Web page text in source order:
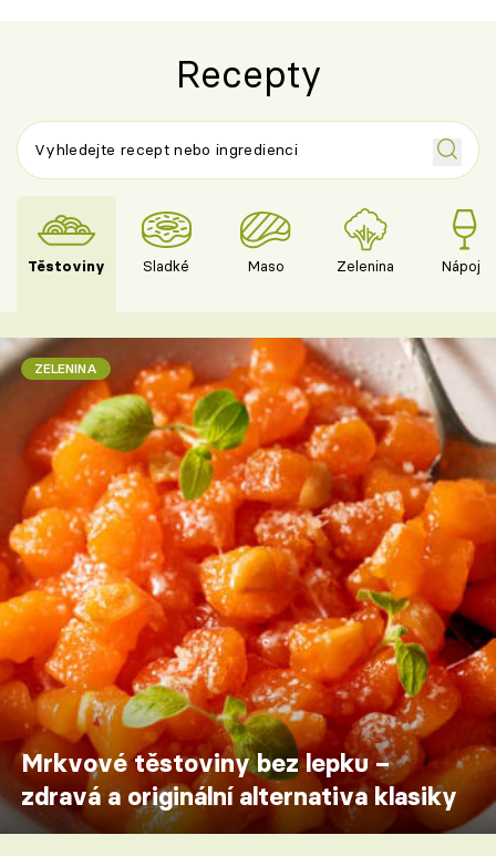
Recepty
Těstoviny Sladké Maso Zelenina Nápoje
ZELENINA
Mrkvové těstoviny bez lepku –
zdravá a originální alternativa klasiky